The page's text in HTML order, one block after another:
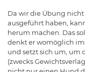
Da wir die Übung
ausgeführt haben,
herum machen. Das
denkt er womöglich
und setzt sich um, um
(zwecks